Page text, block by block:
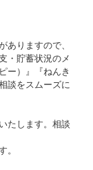
ありますので、
・貯蓄状況のメ
ー）』『ねんき
談をスムーズに
たします。相談
。